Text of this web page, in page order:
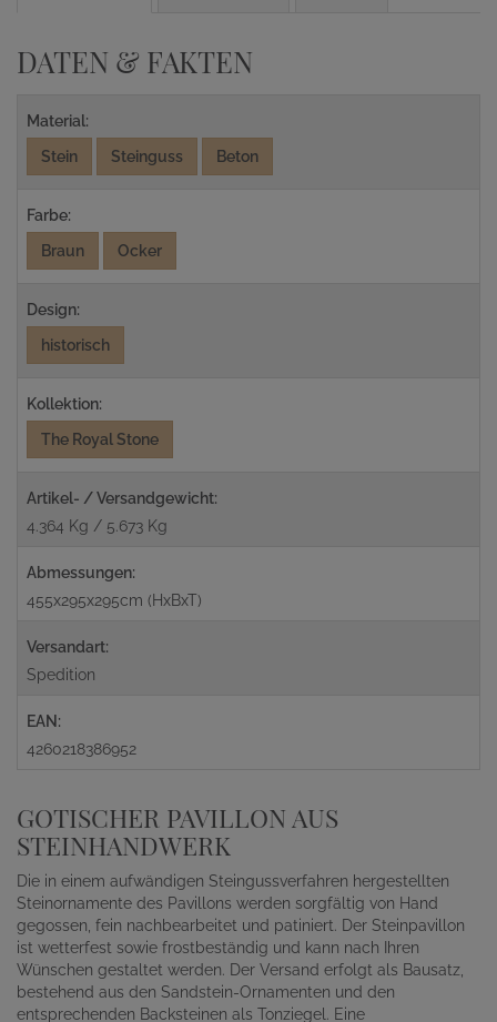
DATEN & FAKTEN
Material:
Stein
Steinguss Beton
Farbe:
Braun
Ocker
Design:
historisch
Kollektion:
The Royal Stone
Artikel- / Versandgewicht:
4.364 Kg / 5.673 Kg
Abmessungen:
455x295x295cm (HxBxT)
Versandart:
Spedition
EAN:
4260218386952
GOTISCHER PAVILLON AUS
STEINHANDWERK
Die in einem aufwändigen Steingussverfahren hergestellten
Steinornamente des Pavillons werden sorgfältig von Hand
gegossen, fein nachbearbeitet und patiniert. Der Steinpavillon
ist wetterfest sowie frostbeständig und kann nach Ihren
Wünschen gestaltet werden. Der Versand erfolgt als Bausatz,
bestehend aus den Sandstein-Ornamenten und den
entsprechenden Backsteinen als Tonziegel. Eine